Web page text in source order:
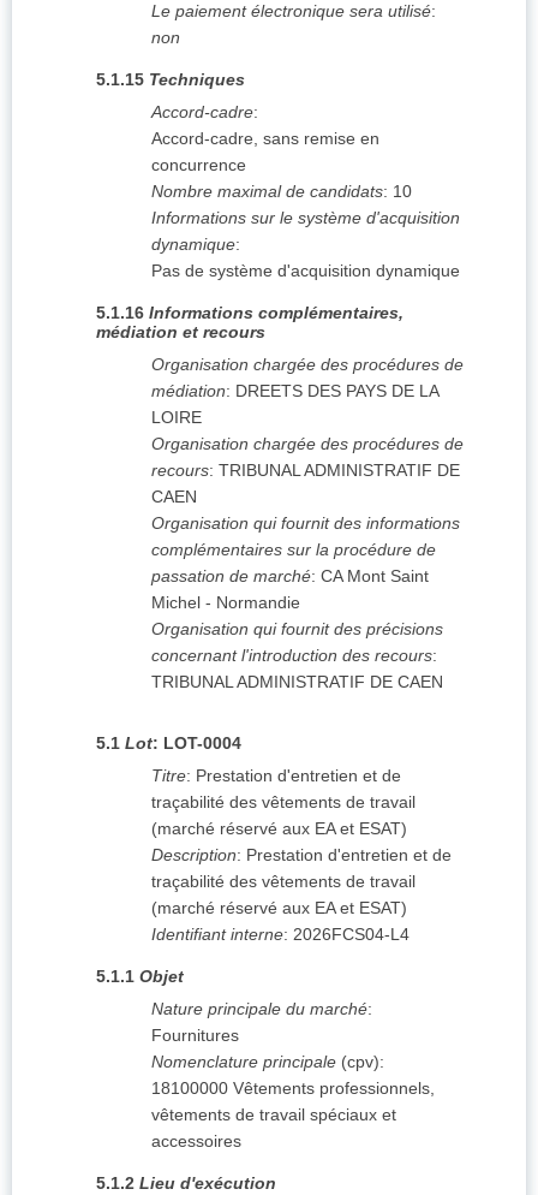
Le paiement électronique sera utilisé:
non
5.1.15 Techniques
Accord-cadre:
Accord-cadre, sans remise en
concurrence
Nombre maximal de candidats: 10
Informations sur le système d'acquisition
dynamique:
Pas de système d'acquisition dynamique
5.1.16 Informations complémentaires,
médiation et recours
Organisation chargée des procédures de
médiation: DREETS DES PAYS DE LA
LOIRE
Organisation chargée des procédures de
recours: TRIBUNAL ADMINISTRATIF DE
CAEN
Organisation qui fournit des informations
complémentaires sur la procédure de
passation de marché: CA Mont Saint
Michel - Normandie
Organisation qui fournit des précisions
concernant l'introduction des recours:
TRIBUNAL ADMINISTRATIF DE CAEN
5.1 Lot: LOT-0004
Titre: Prestation d'entretien et de
traçabilité des vêtements de travail
(marché réservé aux EA et ESAT)
Description: Prestation d'entretien et de
traçabilité des vêtements de travail
(marché réservé aux EA et ESAT)
Identifiant interne: 2026FCS04-L4
5.1.1 Objet
Nature principale du marché:
Fournitures
Nomenclature principale (cpv):
18100000 Vêtements professionnels,
vêtements de travail spéciaux et
accessoires
5.1.2 Lieu d'exécution